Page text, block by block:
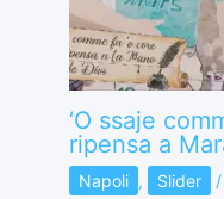
‘O ssaje
ripensa a
Napoli , Slider /